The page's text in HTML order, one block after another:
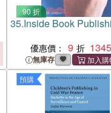
90 折
35.Inside Book
優惠價： 9 1345
無庫存
預購